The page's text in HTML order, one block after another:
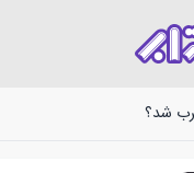
شد؟